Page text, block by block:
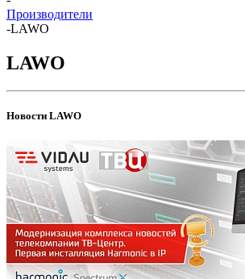
Производители
-LAWO
LAWO
Новости LAWO